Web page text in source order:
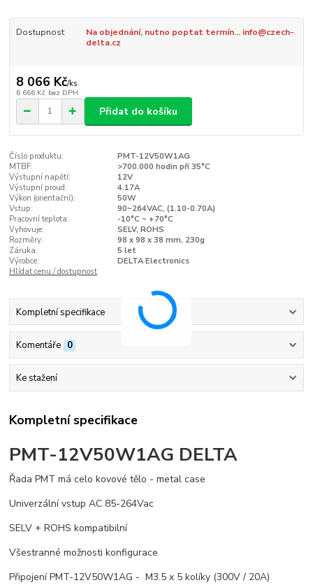
Dostupnost
Na objednání, nutno poptat termín... info@czech-
delta.cz
8 066 Kč/ks
6 666 Kč bez DPH
Přidat do košíku
Číslo produktu:
PMT-12V50W1AG
MTBF:
>700.000 hodin při 35°C
Výstupní napětí:
12V
Výstupní proud:
4.17A
Výkon (orientační):
50W
Vstup:
90~264VAC, (1.10-0.70A)
Pracovní teplota:
-10°C ~ +70°C
Vyhovuje:
SELV, ROHS
Rozměry:
98 x 98 x 38 mm, 230g
Záruka:
5 let
Výrobce:
DELTA Electronics
Hlídat cenu / dostupnost
Kompletní specifikace
Komentáře 0
Ke stažení
Kompletní specifikace
PMT-12V50W1AG DELTA
Řada PMT má celo kovové tělo - metal case
Univerzální vstup AC 85-264Vac
SELV + ROHS kompatibilní
Všestranné možnosti konfigurace
Připojení PMT-12V50W1AG - M3.5 x 5 kolíky (300V / 20A)